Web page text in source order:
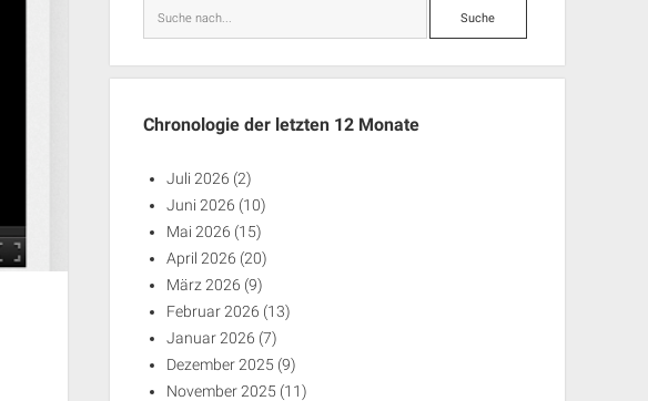
Suche
Chronologie der letzten 12 Monate
Juli 2026 (2)
Juni 2026 (10)
Mai 2026 (15)
April 2026 (20)
März 2026 (9)
Februar 2026 (13)
Januar 2026 (7)
Dezember 2025 (9)
November 2025 (11)